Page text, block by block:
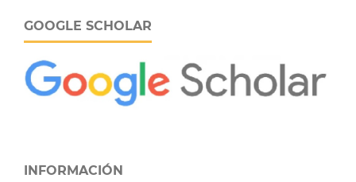
GOOGLE SCHOLAR
INFORMACIÓN